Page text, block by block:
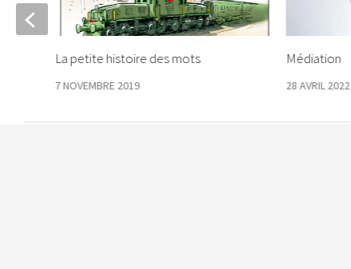
Médiation
28 AVRIL 2022
La petite histoire des mots
7 NOVEMBRE 2019